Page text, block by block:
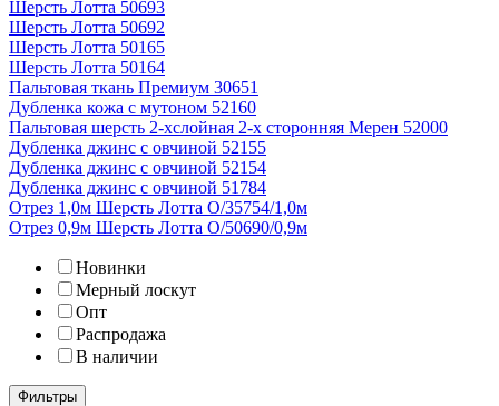
Шерсть Лотта 50693
Шерсть Лотта 50692
Шерсть Лотта 50165
Шерсть Лотта 50164
Пальтовая ткань Премиум 30651
Дубленка кожа с мутоном 52160
Пальтовая шерсть 2-хслойная 2-х сторонняя Мерен 52000
Дубленка джинс с овчиной 52155
Дубленка джинс с овчиной 52154
Дубленка джинс с овчиной 51784
Отрез 1,0м Шерсть Лотта О/35754/1,0м
Отрез 0,9м Шерсть Лотта О/50690/0,9м
Новинки
Мерный лоскут
Опт
Распродажа
В наличии
Фильтры